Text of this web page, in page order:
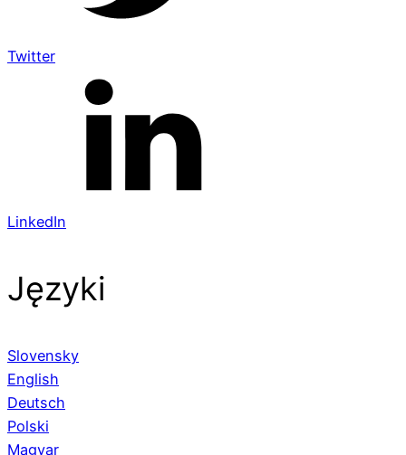
Twitter
LinkedIn
Języki
Slovensky
English
Deutsch
Polski
Magyar